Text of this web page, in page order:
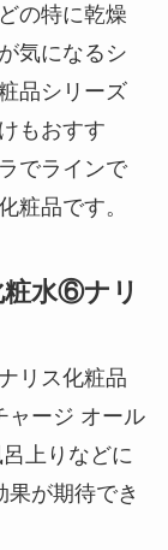
の特に乾燥
気になるシ
品シリーズ
もおすす
でラインで
粧品です。
粧水⑥ナリ
リス化粧品
ャージ オール
上りなどに
が期待でき